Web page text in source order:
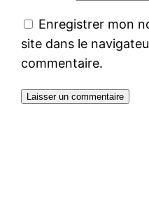
Enregistrer mon
site dans le
commentaire.